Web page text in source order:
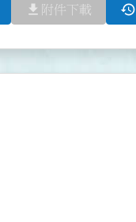
file_download 附件下載 history